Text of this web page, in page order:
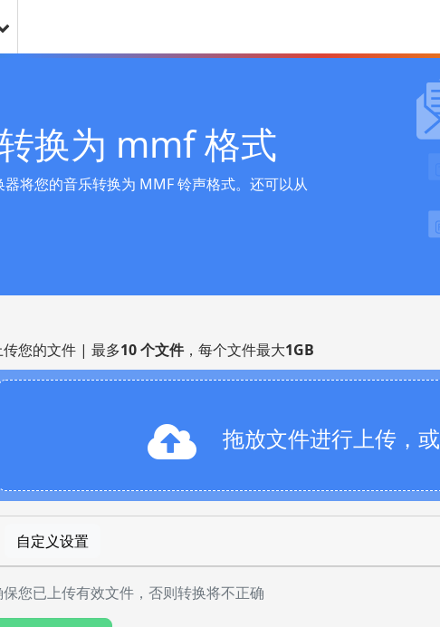
换为 mmf 格式
将您的音乐转换为 MMF 铃声格式。还可以从
传您的文件 | 最多10 个文件，每个文件最大1GB
拖放文件进行上传，或
自定义设置
保您已上传有效文件，否则转换将不正确